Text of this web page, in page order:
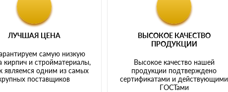
ЛУЧШАЯ ЦЕНА
самую низкую
кирпич и стройматериалы,
являемся одним из самых
поставщиков
ВЫСОКОЕ КАЧЕСТВО
ПРОДУКЦИИ
Высокое качество нашей
продукции подтверждено
сертификатами и действующими
ГОСТами